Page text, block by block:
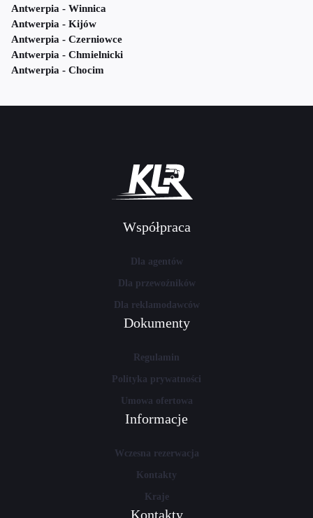
Antwerpia - Winnica
Antwerpia - Kijów
Antwerpia - Czerniowce
Antwerpia - Chmielnicki
Antwerpia - Chocim
Współpraca
Dla agentów
Dla przewoźników
Dla reklamodawców
Dokumenty
Regulamin
Polityka prywatności
Umowa ofertowa
Informacje
Wczesna rezerwacja
Kontakty
Kraje
Kontakty